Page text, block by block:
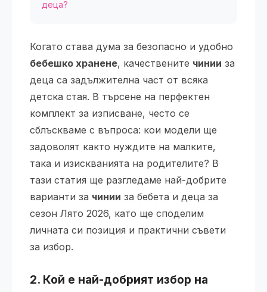
деца?
Когато става дума за безопасно и удобно
бебешко хранене, качествените чинии за
деца са задължителна част от всяка
детска стая. В търсене на перфектен
комплект за изписване, често се
сблъскваме с въпроса: кои модели ще
задоволят както нуждите на малките,
така и изискванията на родителите? В
тази статия ще разгледаме най-добрите
варианти за чинии за бебета и деца за
сезон Лято 2026, като ще споделим
личната си позиция и практични съвети
за избор.
2. Кой е най-добрият избор на